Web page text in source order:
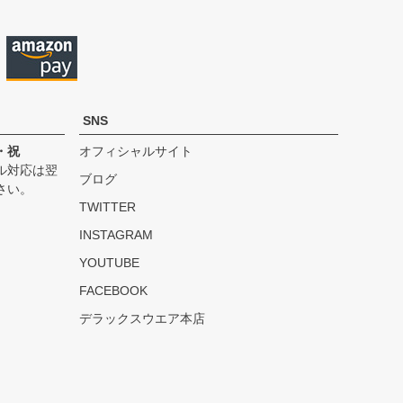
祝
対応は翌
。
SNS
オフィシャルサイト
ブログ
TWITTER
INSTAGRAM
YOUTUBE
FACEBOOK
デラックスウエア本店